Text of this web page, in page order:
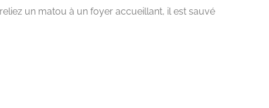
un matou à un foyer accueillant, il est sauvé